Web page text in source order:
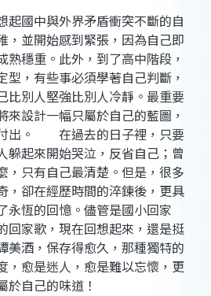
國中與外界矛盾衝突不斷的自
，並開始感到緊張，因為自己即
熟穩重。此外，到了高中階段，
型，有些事必須學著自己判斷，
比別人堅強比別人冷靜。最重要
來設計一幅只屬於自己的藍圖，
出。 在過去的日子裡，只要
躲起來開始哭泣，反省自己；曾
，只有自己最清楚。但是，很多
，卻在經歷時間的淬鍊後，更具
永恆的回憶。儘管是國小回家
回家歌，現在回想起來，還是挺
美酒，保存得愈久，那種獨特的
，愈是迷人，愈是難以忘懷，更
於自己的味道！